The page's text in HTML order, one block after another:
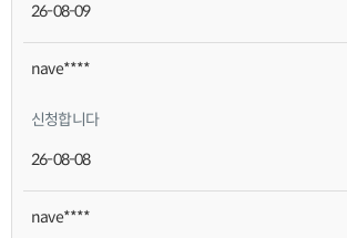
26-08-09
nave****
신청합니다
26-08-08
nave****